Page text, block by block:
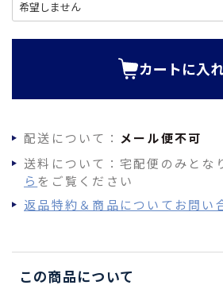
必
カートに入
配送について： メール便不可
送料について：宅配便のみとな
ら をご覧ください
返品特約＆商品についてお問い
この商品について